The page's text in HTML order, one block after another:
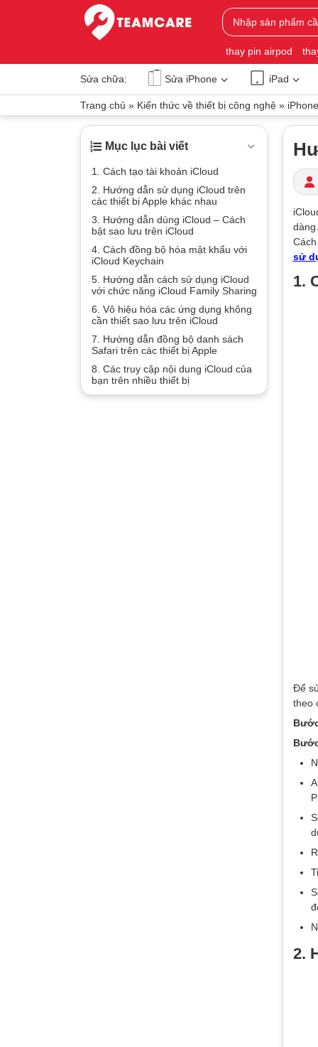
thay pin airpod
Sửa chữa: Sửa iPhone iPad
Trang chủ » Kiến thức về thiết bị công nghệ» iPhone
Mục lục bài viết
1. Cách tạo tài khoản iCloud
2. Hướng dẫn sử dụng iCloud trên
các thiết bị Apple khác nhau
3. Hướng dẫn dùng iCloud – Cách
bật sao lưu trên iCloud
4. Cách đồng bộ hóa mật khẩu với
iCloud Keychain
5. Hướng dẫn cách sử dụng iCloud
với chức năng iCloud Family Sharing
6. Vô hiệu hóa các ứng dụng không
cần thiết sao lưu trên iCloud
7. Hướng dẫn đồng bộ danh sách
Safari trên các thiết bị Apple
8. Các truy cập nội dung iCloud của
bạn trên nhiều thiết bị
sử
1.
Để
theo
2.